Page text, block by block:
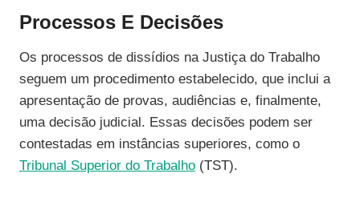
Processos E Decisões
Os processos de dissídios na Justiça do Trabalho
seguem um procedimento estabelecido, que inclui a
apresentação de provas, audiências e, finalmente,
uma decisão judicial. Essas decisões podem ser
contestadas em instâncias superiores, como o
Tribunal Superior do Trabalho (TST).